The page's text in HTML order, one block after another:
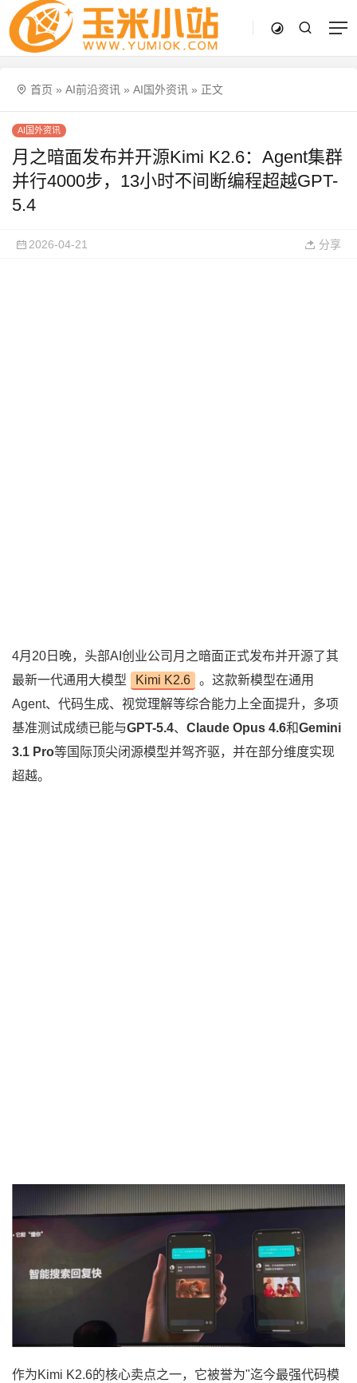
首页 » AI前沿资讯 » AI国外资讯 » 正文
AI国外资讯
月之暗面发布并开源Kimi K2.6：Agent集群
并行4000步，13小时不间断编程超越GPT-
5.4
2026-04-21 分享
4月20日晚，头部AI创业公司月之暗面正式发布并开源了其
最新一代通用大模型
Kimi K2.6
。这款新模型在通用
Agent、代码生成、视觉理解等综合能力上全面提升，多项
基准测试成绩已能与GPT-5.4、 Claude Opus 4.6和Gemini
3.1 Pro等国际顶尖闭源模型并驾齐驱，并在部分维度实现
超越。
作为Kimi K2.6的核心卖点之一，它被誉为"迄今最强代码模